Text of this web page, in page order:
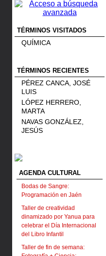
TÉRMINOS VISITADOS
QUÍMICA
TÉRMINOS RECIENTES
PÉREZ CANCA, JOSÉ
LUIS
LÓPEZ HERRERO,
MARTA
NAVAS GONZÁLEZ,
JESÚS
AGENDA CULTURAL
Bodas de Sangre:
Programación en Jaén
Taller de creatividad
dinamizado por Yanua para
celebrar el Día Internacional
del Libro Infantil
Taller de fin de semana: